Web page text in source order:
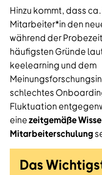
Hinzu kommt, dass
Mitarbeiter*in den
während der
häufigsten Gründe
keelearning und dem
schlechtes
Fluktuation
einezeitgemäße
Mitarbeiterschulung
Das